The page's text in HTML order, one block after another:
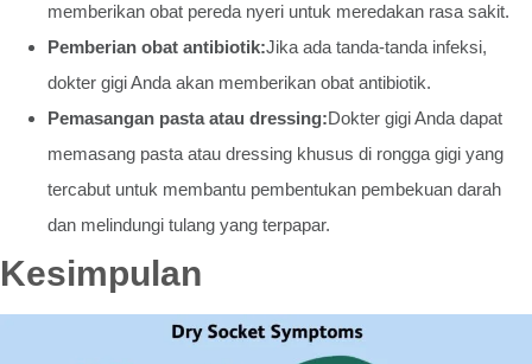
memberikan obat pereda nyeri untuk meredakan rasa sakit.
Pemberian obat antibiotik:Jika ada tanda-tanda infeksi,
dokter gigi Anda akan memberikan obat antibiotik.
Pemasangan pasta atau dressing:Dokter gigi Anda dapat
memasang pasta atau dressing khusus di rongga gigi yang
tercabut untuk membantu pembentukan pembekuan darah
dan melindungi tulang yang terpapar.
Kesimpulan